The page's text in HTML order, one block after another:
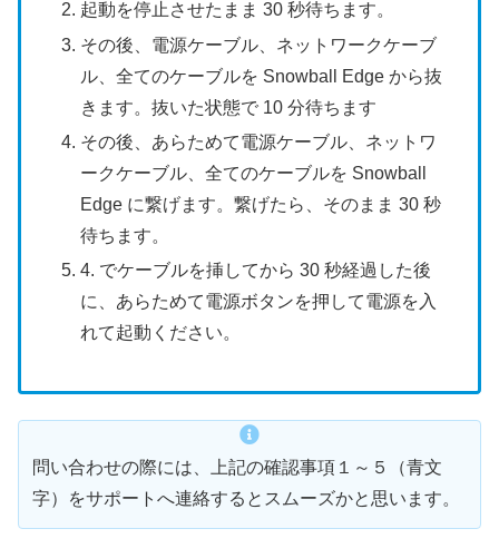
起動を停止させたまま 30 秒待ちます。
その後、電源ケーブル、ネットワークケーブ
ル、全てのケーブルを Snowball Edge から抜
きます。抜いた状態で 10 分待ちます
その後、あらためて電源ケーブル、ネットワ
ークケーブル、全てのケーブルを Snowball
Edge に繋げます。繋げたら、そのまま 30 秒
待ちます。
4. でケーブルを挿してから 30 秒経過した後
に、あらためて電源ボタンを押して電源を入
れて起動ください。
問い合わせの際には、上記の確認事項１～５（青文
字）をサポートへ連絡するとスムーズかと思います。